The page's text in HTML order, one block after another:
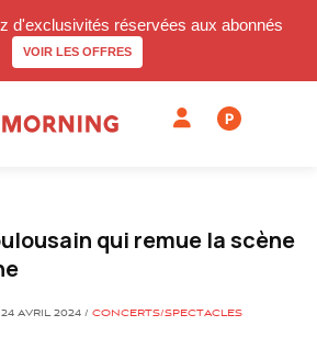
d'exclusivités réservées aux abonnés
VOIR LES OFFRES
P
qui remue la scène
AVRIL 2024 / CONCERTS/SPECTACLES